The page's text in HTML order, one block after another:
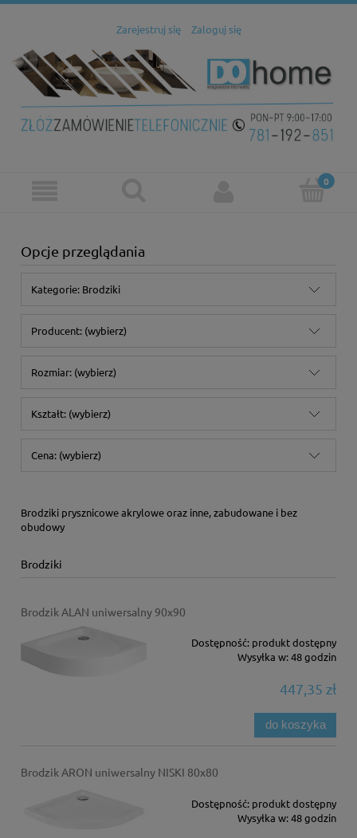
Zarejestruj się Zaloguj się
Opcje przeglądania
Kategorie: Brodziki
Producent: (wybierz)
Rozmiar: (wybierz)
Kształt: (wybierz)
Cena: (wybierz)
Brodziki prysznicowe akrylowe oraz inne, zabudowane i bez
obudowy
Brodziki
Brodzik ALAN uniwersalny 90x90
Dostępność: produkt dostępny
Wysyłka w: 48 godzin
447,35 zł
do koszyka
Brodzik ARON uniwersalny NISKI 80x80
Dostępność: produkt dostępny
Wysyłka w: 48 godzin